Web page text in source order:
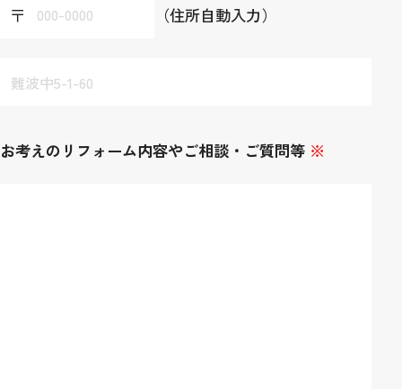
（住所自動入力）
お考えのリフォーム内容やご相談・ご質問等 ※